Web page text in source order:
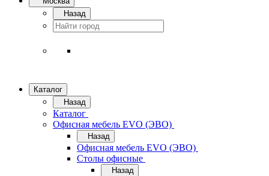
Назад
Каталог
Назад
Каталог
Офисная мебель EVO (ЭВО)
Назад
Офисная мебель EVO (ЭВО)
Cтолы офисные
Назад